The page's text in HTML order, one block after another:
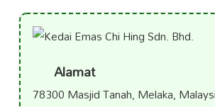
Alamat
78300 Masjid Tanah, Melaka,